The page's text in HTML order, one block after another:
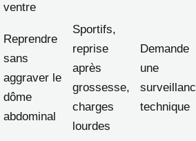
ventre
Reprendre
sans
aggraver le
dôme
abdominal
Sportifs,
reprise
après
grossesse,
charges
lourdes
Demande
une
technique